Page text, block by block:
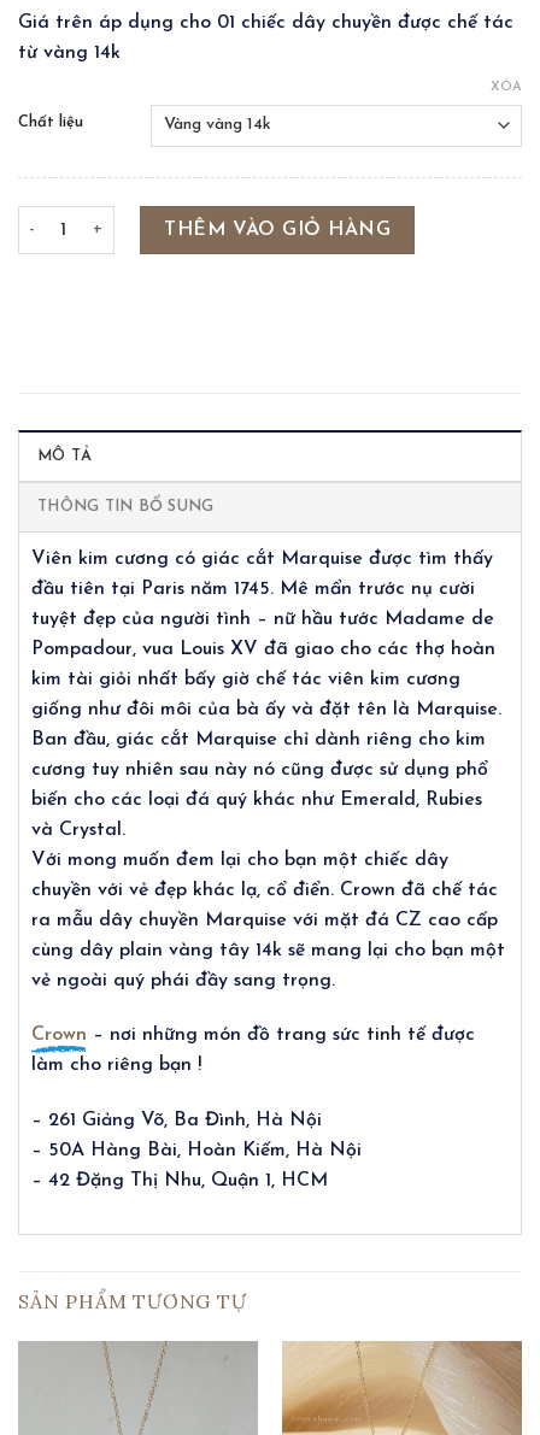
Giá trên áp dụng cho 01 chiếc dây chuyền được chế tác
từ vàng 14k
Chất liệu
XÓA
MARQUISE STONE NECKLACE số lượng
THÊM VÀO GIỎ HÀNG
MÔ TẢ
THÔNG TIN BỔ SUNG
Viên kim cương có giác cắt Marquise được tìm thấy
đầu tiên tại Paris năm 1745. Mê mẩn trước nụ cười
tuyệt đẹp của người tình – nữ hầu tước Madame de
Pompadour, vua Louis XV đã giao cho các thợ hoàn
kim tài giỏi nhất bấy giờ chế tác viên kim cương
giống như đôi môi của bà ấy và đặt tên là Marquise.
Ban đầu, giác cắt Marquise chỉ dành riêng cho kim
cương tuy nhiên sau này nó cũng được sử dụng phổ
biến cho các loại đá quý khác như Emerald, Rubies
và Crystal.
Với mong muốn đem lại cho bạn một chiếc dây
chuyền với vẻ đẹp khác lạ, cổ điển. Crown đã chế tác
ra mẫu dây chuyền Marquise với mặt đá CZ cao cấp
cùng dây plain vàng tây 14k sẽ mang lại cho bạn một
vẻ ngoài quý phái đầy sang trọng.
Crown – nơi những món đồ trang sức tinh tế được
làm cho riêng bạn !
– 261 Giảng Võ, Ba Đình, Hà Nội
– 50A Hàng Bài, Hoàn Kiếm, Hà Nội
– 42 Đặng Thị Nhu, Quận 1, HCM
SẢN PHẨM TƯƠNG TỰ